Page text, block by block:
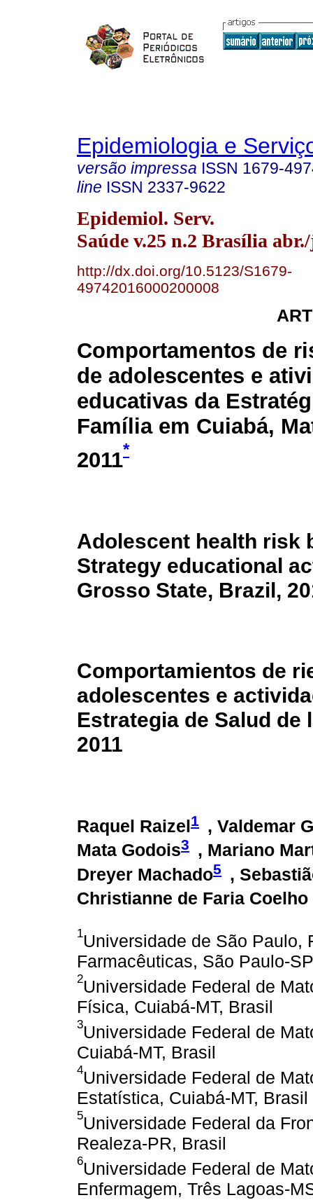
Epidemiologia e
versão impressa ISSN 1679-
line ISSN 2337-9622
Epidemiol. Serv.
Saúde v.25 n.2 Brasília
http://dx.doi.org/10.5123/S1679-
49742016000200008
Comportamentos de
de adolescentes e
educativas da
Família em Cuiabá,
2011*
Adolescent health risk
Strategy educational
Grosso State, Brazil,
Comportamientos de
adolescentes e
Estrategia de Salud de
2011
Raquel Raizel1 , Valdemar
Mata Godois3
, Mariano
Dreyer Machado5
,
Christianne de Faria
1Universidade de São Paulo,
Farmacêuticas, São Paulo-
2Universidade Federal de
Física, Cuiabá-MT, Brasil
3Universidade Federal de
Cuiabá-MT, Brasil
4Universidade Federal de
Estatística, Cuiabá-MT, Brasil
5Universidade Federal da
Realeza-PR, Brasil
6Universidade Federal de
Enfermagem, Três Lagoas-